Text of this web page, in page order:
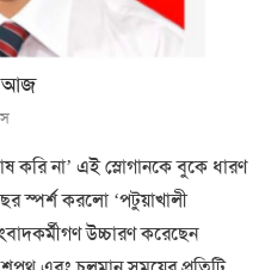
আজ
না’ এই স্লোগানকে বুকে ধারণ
স্পর্শ করলো ‘পটুয়াখালী
উচ্চারণ করেছেন